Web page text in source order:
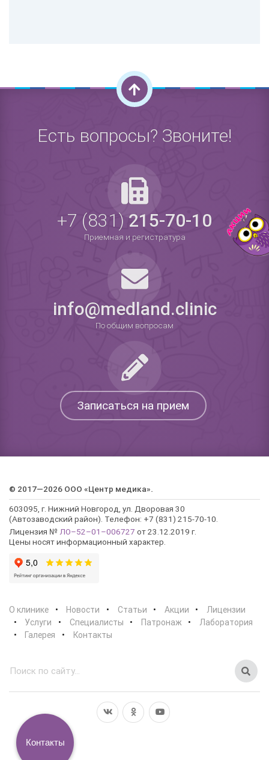
Есть вопросы? Звоните!
+7 (831)215-70-10
Приемная и регистратура
info@medland.clinic
По общим вопросам
Записаться на прием
© 2017—2026 ООО «Центр медика».
603095, г. Нижний Новгород, ул. Дворовая 30
(Автозаводский район). Телефон: +7 (831) 215-70-10.
Лицензия № ЛО–52–01–006727 от 23.12.2019 г.
Цены носят информационный характер.
О клинике Новости Статьи Акции
Лицензии
Услуги
Специалисты Патронаж
Лаборатория
Галерея
Контакты
Контакты